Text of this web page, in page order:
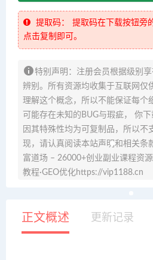
提取码：
提取码在下载按钮旁
点击复制即可。
特别声明：注册会员根据级别
辨别。所有资源均收集于互联网仅
理解这个概念，所以不能保证每个
可能存在未知的BUG与瑕疵， 你
因其特殊性均为可复制品，所以不
现，请认真阅读本站声明和相关条
富道场 – 26000+创业副业课程资
教程·GEO优化https://vip1188.cn
正文概述 更新记录